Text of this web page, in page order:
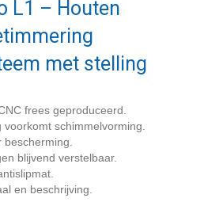
L1 – Houten
met stelling
frees geproduceerd.
schimmelvorming.
blijvend verstelbaar.
en beschrijving.